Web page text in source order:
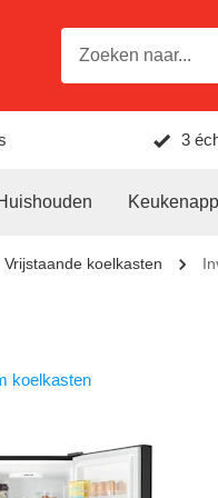
3
Vrijstaande koelkasten
koelkasten